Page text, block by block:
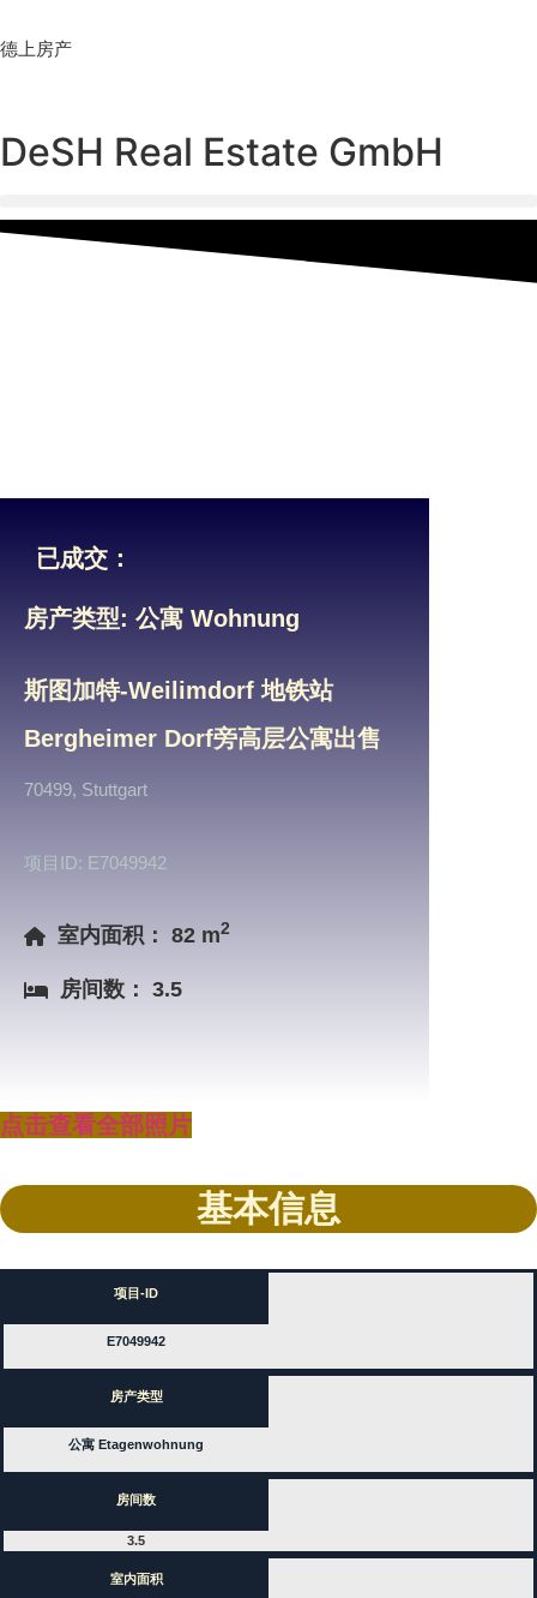
to
德上房产
DeSH Real Estate GmbH
已成交：
房产类型: 公寓 Wohnung
斯图加特-Weilimdorf 地铁站
Bergheimer Dorf旁高层公寓出售
70499, Stuttgart
项目ID: E7049942
室内面积： 82 m2
房间数： 3.5
点击查看全部照片
基本信息
项目-ID
E7049942
房产类型
公寓 Etagenwohnung
房间数
3.5
室内面积